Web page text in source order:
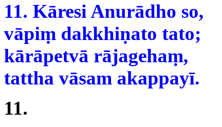
11. Kāresi Anurādho so,
vāpiṃ dakkhiṇato tato;
kārāpetvā rājagehaṃ,
tattha vāsam akappayī.
11.